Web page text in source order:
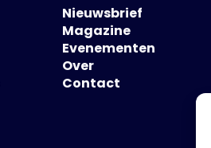
Nieuwsbrief
Magazine
Evenementen
Over
Contact